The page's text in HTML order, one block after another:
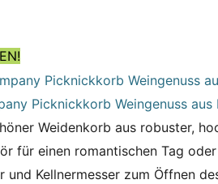
Picknickkorb Weingenuss aus
Weidenkorb aus robuster,
für einen romantischen Tag
und Kellnermesser zum Öffnen